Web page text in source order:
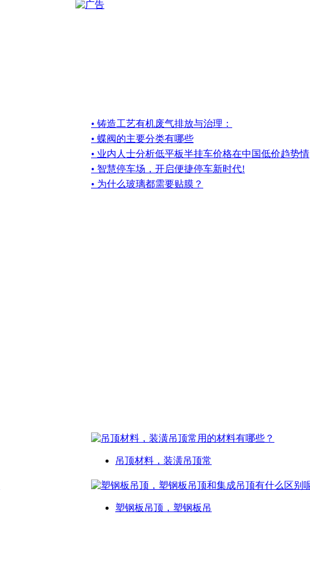
• 铸造工艺有机废气排放与治理：
• 蝶阀的主要分类有哪些
• 业内人士分析低平板半挂车价格在中国低价趋势情
• 智慧停车场，开启便捷停车新时代!
• 为什么玻璃都需要贴膜？
吊顶材料，装潢吊顶常
塑钢板吊顶，塑钢板吊